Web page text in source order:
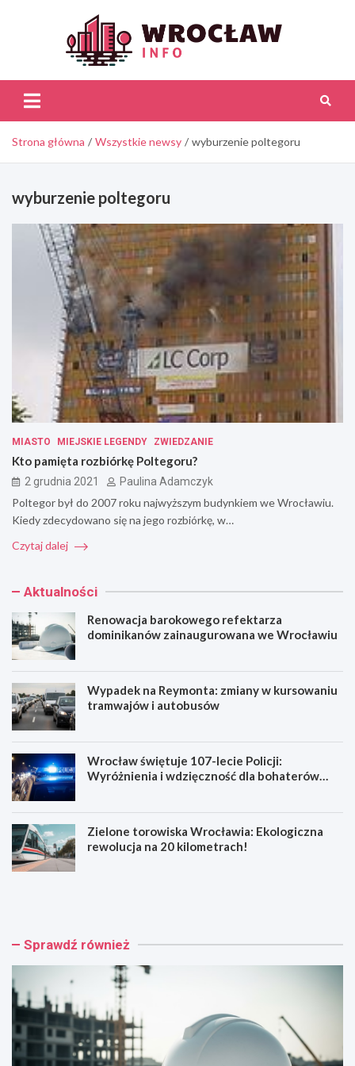
Strona główna Wszystkie newsy wyburzenie poltegoru
wyburzenie poltegoru
MIASTO MIEJSKIE LEGENDY ZWIEDZANIE
Kto pamięta rozbiórkę Poltegoru?
2 grudnia 2021 Paulina Adamczyk
Poltegor był do 2007 roku najwyższym budynkiem we Wrocławiu.
Kiedy zdecydowano się na jego rozbiórkę, w…
Czytaj dalej
Aktualności
Renowacja barokowego refektarza
dominikanów zainaugurowana we Wrocławiu
Wypadek na Reymonta: zmiany w kursowaniu
tramwajów i autobusów
Wrocław świętuje 107-lecie Policji:
Wyróżnienia i wdzięczność dla bohaterów
Zielone torowiska Wrocławia: Ekologiczna
rewolucja na 20 kilometrach!
R
a
a
b
a
r
o
W
e
a
R
e
y
m
Sprawdź również